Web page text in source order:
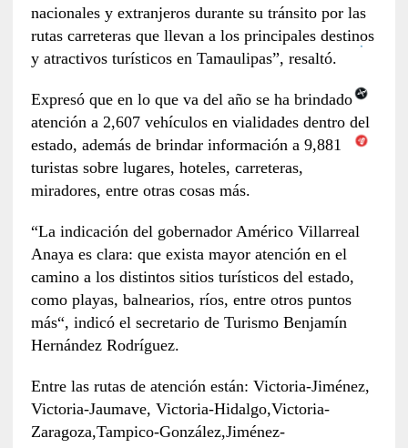
nacionales y extranjeros durante su tránsito por las
rutas carreteras que llevan a los principales destinos
y atractivos turísticos en Tamaulipas”, resaltó.
Expresó que en lo que va del año se ha brindado
atención a 2,607 vehículos en vialidades dentro del
estado, además de brindar información a 9,881
turistas sobre lugares, hoteles, carreteras,
miradores, entre otras cosas más.
“La indicación del gobernador Américo Villarreal
Anaya es clara: que exista mayor atención en el
camino a los distintos sitios turísticos del estado,
como playas, balnearios, ríos, entre otros puntos
más“, indicó el secretario de Turismo Benjamín
Hernández Rodríguez.
Entre las rutas de atención están: Victoria-Jiménez,
Victoria-Jaumave, Victoria-Hidalgo,Victoria-
Zaragoza,Tampico-González,Jiménez-